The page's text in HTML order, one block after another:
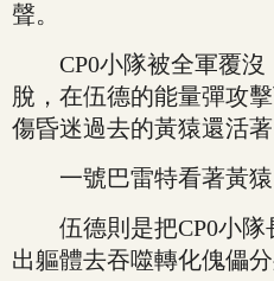
聲。
CP0小隊被全軍覆沒
脫，在伍德的能量彈攻
傷昏迷過去的黃猿還活著
一號巴雷特看著黃猿
伍德則是把CP0小隊
出軀體去吞噬轉化傀儡分